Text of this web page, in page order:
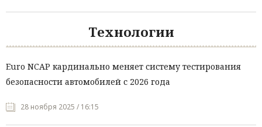
Технологии
Euro NCAP кардинально меняет систему тестирования
безопасности автомобилей с 2026 года
28 ноября 2025 / 16:15